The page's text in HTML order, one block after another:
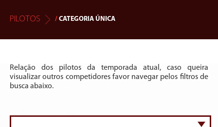
PILOTOS / CATEGORIA ÚNICA
Relação dos pilotos da temporada atual, caso queira
visualizar outros competidores favor navegar pelos filtros de
busca abaixo.